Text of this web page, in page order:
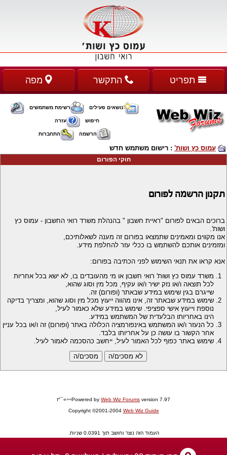
תפריט התקשר מפה
נושאים פעילים רשימת משתמשים
חיפוש עזרה
הרשמה התחברות
עמוס כץ ושות' : רישום משתמש חדש
חוקי הפורום
תקנון הרשמה לפורום
ברוכים הבאים לפורום "ראיית חשבון " בהנהלת משרד רואי החשבון - עמוס כץ
ושות'.
אנו מקווים ומאמינים שתמצאו בפורום זה מענה לשאלותיכם,
ומזמינים אותכם להשתמש בו ככלי עזר להחלפת מידע.
אנא קראו את תנאי השימוש לפני הכתיבה בפורום:
משרד עמוס כץ ושות' רואי חשבון או מי מהעובדים בו, לא ישא בכל אחריות
לכל תוצאה ו/או נזק ישיר ו/או עקיף, מכל מין וסוג שהוא,
שייגרם בגין שימוש במידע שבאתר (ופורום) זה.
שימוש במידע שבאתר זה, אינו מהווה ייעוץ מכל מין וסוג שהוא, ומצריך בדיקה
נוספת וייעוץ אישי ספציפי. שימוש במידע שלא כאמור לעיל,
הינו באחריותו הבלעדית של המשתמש במידע.
כל הנעזר ו/או המשתמש באינפורמציה הכלולה באתר (ופורום) זה ו/או בכל עניין
אחר הקשור בו עושה כן על אחריותו בלבד.
שימוש באתר כפוף לכל האמור לעיל, ייחשב כהסכמה לאמור לעיל.
Powered by Web Wiz Forums version 7.97÷÷»¯°ז
Copyright ©2001-2004 Web Wiz Guide
העמוד הזה נוצר וחושב תוך 0.0391 שניות.